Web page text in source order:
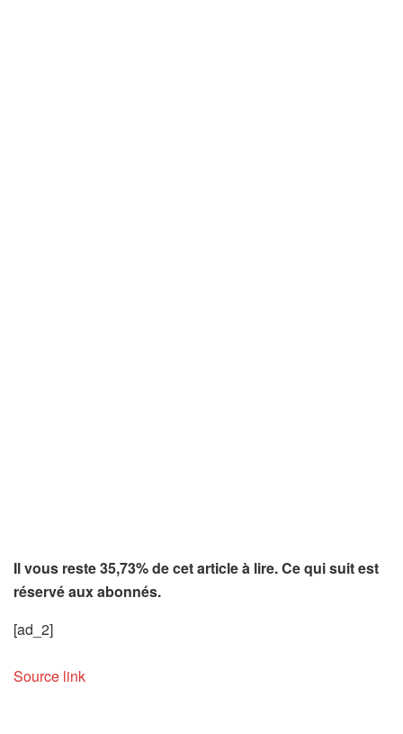
Il vous reste 35,73% de cet article à lire. Ce qui suit est
réservé aux abonnés.
[ad_2]
Source link